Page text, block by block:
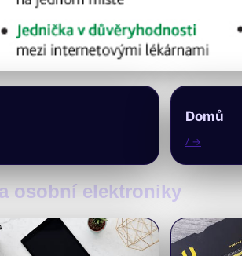
Domů
/ →
osobní elektroniky